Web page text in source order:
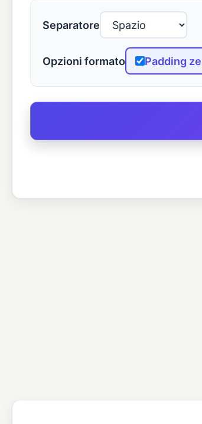
Separatore
Opzioni formato Padding